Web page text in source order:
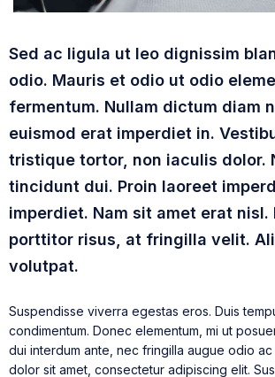
Sed ac ligula ut leo dignissim
odio. Mauris et odio ut odio
fermentum. Nullam dictum diam
euismod erat imperdiet in.
tristique tortor, non iaculis dolor.
tincidunt dui. Proin laoreet
imperdiet. Nam sit amet erat
porttitor risus, at fringilla velit.
volutpat.
Suspendisse viverra egestas eros. Duis
condimentum. Donec elementum, mi ut
dui interdum ante, nec fringilla augue odio ac
dolor sit amet, consectetur adipiscing elit.